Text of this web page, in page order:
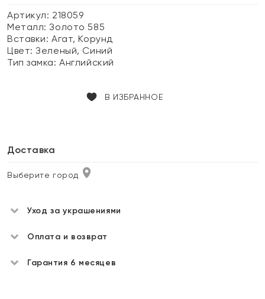
Артикул: 218059
Металл:Золото 585
Вставки:Агат, Корунд
Цвет:Зеленый, Синий
Тип замка:Английский
В ИЗБРАННОЕ
Доставка
Выберите город
Уход за украшениями
Оплата и возврат
Гарантия 6 месяцев